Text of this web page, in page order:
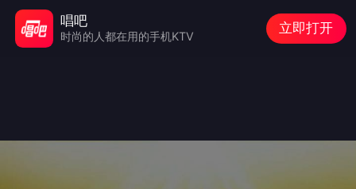
唱吧
时尚的人都在用的手机KTV
立即打开